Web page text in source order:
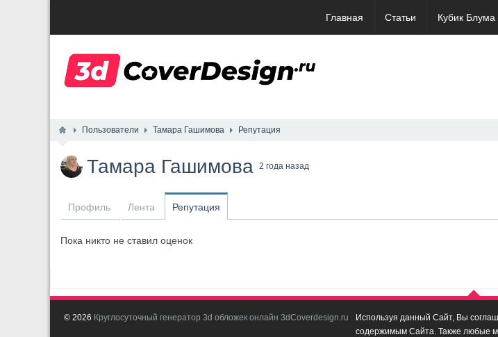
Главная Статьи Кубик Блума
Пользователи Тамара Гашимова Репутация
Тамара Гашимова 2 года назад
Профиль Лента Репутация
Пока никто не ставил оценок
© 2026 Круглосуточный генератор 3d обложек онлайн 3dCoverdesign.ru
Используя данный Сайт, Вы
содержимым Сайта. Также любые